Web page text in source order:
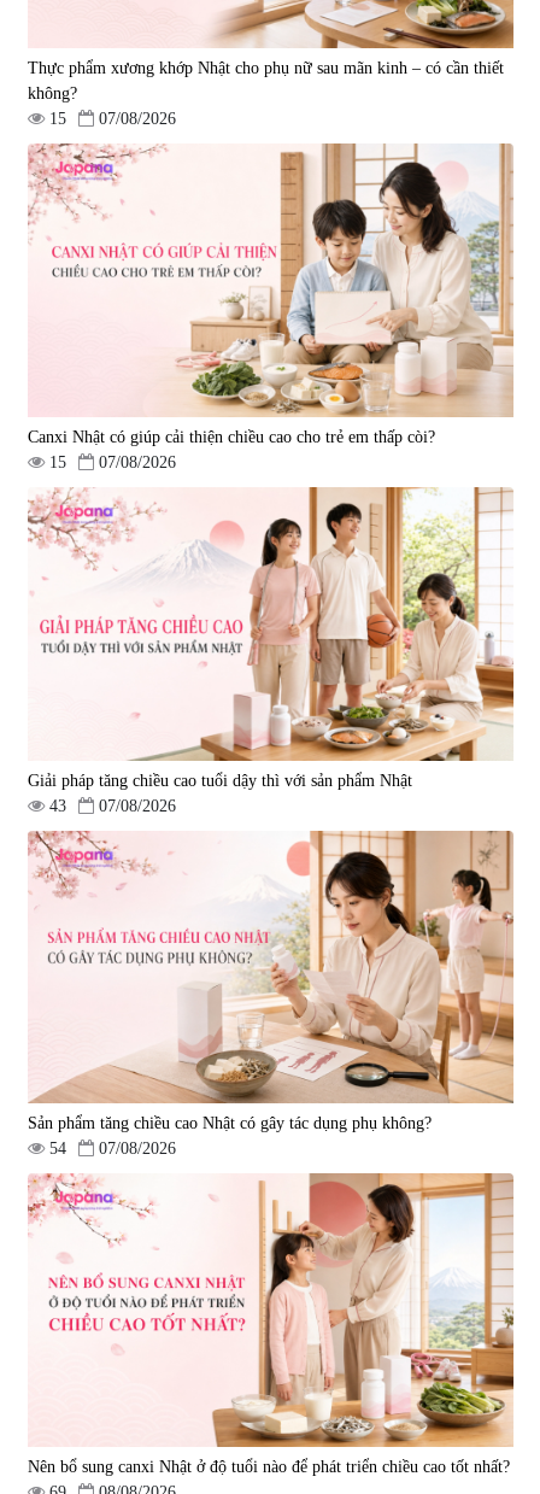
Viên uống bổ gan Ribeto Shoji
Hepaclean 60 viên
690.000 đ
Viên uống hỗ trợ cải thiện thoát
vị đĩa đệm Kyoto Has 30 viên
|14.560
1.600.000 đ
Viên uống hỗ trợ giấc ngủ Fujina
Sleepy Nhật Bản 80 viên
580.000 đ
điều trị đột quỵ Biken Kinase
Gold 60 viên
0
1.570.000 đ
Thực phẩm xương khớp Nhật cho phụ nữ sau mãn kinh – có cần thiết
không?
15
07/08/2026
Canxi Nhật có giúp cải thiện chiều cao cho trẻ em thấp còi?
15
07/08/2026
Giải pháp tăng chiều cao tuổi dậy thì với sản phẩm Nhật
43
07/08/2026
Sản phẩm tăng chiều cao Nhật có gây tác dụng phụ không?
54
07/08/2026
Nên bổ sung canxi Nhật ở độ tuổi nào để phát triển chiều cao tốt nhất?